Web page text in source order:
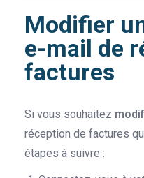
Modifier
e-mail de
factures
Si vous souhaitez
réception de factures
étapes à suivre :